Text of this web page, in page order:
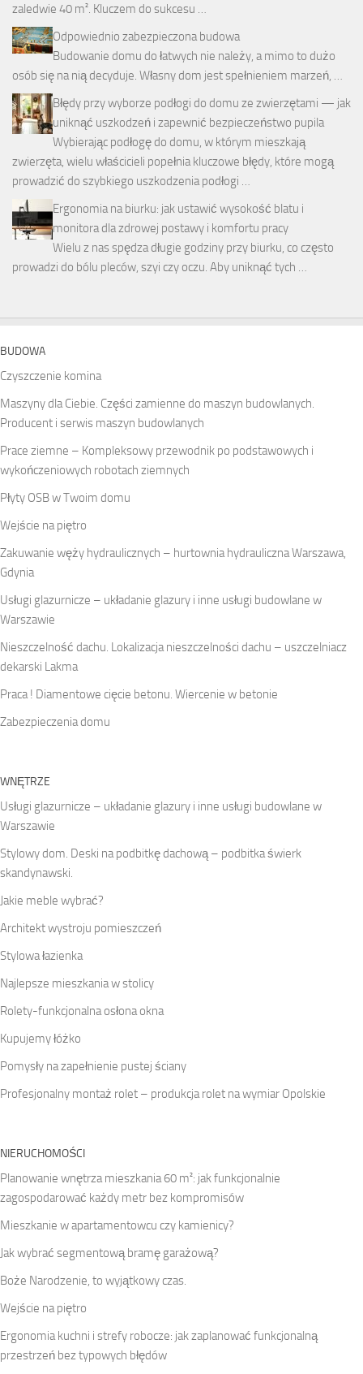
zaledwie 40 m². Kluczem do sukcesu …
Odpowiednio zabezpieczona budowa
Budowanie domu do łatwych nie należy, a mimo to dużo
osób się na nią decyduje. Własny dom jest spełnieniem marzeń, …
Błędy przy wyborze podłogi do domu ze zwierzętami — jak
uniknąć uszkodzeń i zapewnić bezpieczeństwo pupila
Wybierając podłogę do domu, w którym mieszkają
zwierzęta, wielu właścicieli popełnia kluczowe błędy, które mogą
prowadzić do szybkiego uszkodzenia podłogi …
Ergonomia na biurku: jak ustawić wysokość blatu i
monitora dla zdrowej postawy i komfortu pracy
Wielu z nas spędza długie godziny przy biurku, co często
prowadzi do bólu pleców, szyi czy oczu. Aby uniknąć tych …
BUDOWA
Czyszczenie komina
Maszyny dla Ciebie. Części zamienne do maszyn budowlanych.
Producent i serwis maszyn budowlanych
Prace ziemne – Kompleksowy przewodnik po podstawowych i
wykończeniowych robotach ziemnych
Płyty OSB w Twoim domu
Wejście na piętro
Zakuwanie węży hydraulicznych – hurtownia hydrauliczna Warszawa,
Gdynia
Usługi glazurnicze – układanie glazury i inne usługi budowlane w
Warszawie
Nieszczelność dachu. Lokalizacja nieszczelności dachu – uszczelniacz
dekarski Lakma
Praca ! Diamentowe cięcie betonu. Wiercenie w betonie
Zabezpieczenia domu
WNĘTRZE
Usługi glazurnicze – układanie glazury i inne usługi budowlane w
Warszawie
Stylowy dom. Deski na podbitkę dachową – podbitka świerk
skandynawski.
Jakie meble wybrać?
Architekt wystroju pomieszczeń
Stylowa łazienka
Najlepsze mieszkania w stolicy
Rolety-funkcjonalna osłona okna
Kupujemy łóżko
Pomysły na zapełnienie pustej ściany
Profesjonalny montaż rolet – produkcja rolet na wymiar Opolskie
NIERUCHOMOŚCI
Planowanie wnętrza mieszkania 60 m²: jak funkcjonalnie
zagospodarować każdy metr bez kompromisów
Mieszkanie w apartamentowcu czy kamienicy?
Jak wybrać segmentową bramę garażową?
Boże Narodzenie, to wyjątkowy czas.
Wejście na piętro
Ergonomia kuchni i strefy robocze: jak zaplanować funkcjonalną
przestrzeń bez typowych błędów